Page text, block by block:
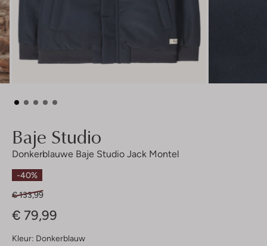
Baje Studio
Donkerblauwe Baje Studio Jack Montel
-40%
€ 133,99
€ 79,99
Kleur: Donkerblauw